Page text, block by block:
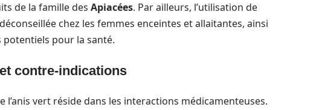
de la famille des Apiacées. Par ailleurs, l’utilisation de
chez les femmes enceintes et allaitantes, ainsi
potentiels pour la santé.
contre-indications
l’anis vert réside dans les interactions médicamenteuses.